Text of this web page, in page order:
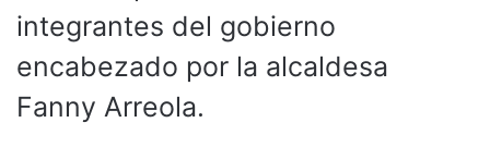
integrantes del gobierno
encabezado por la alcaldesa
Fanny Arreola.